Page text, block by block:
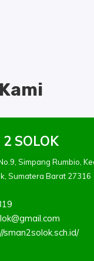
SOLOK
Simpang Rumbio,
Sumatera Barat 27316